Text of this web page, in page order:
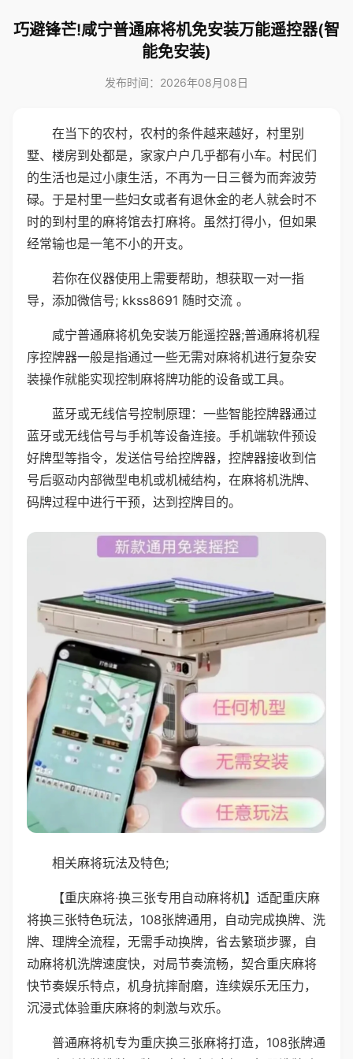
巧避锋芒!咸宁普通麻将机免安装万能遥控器(智
能免安装)
发布时间：2026年08月08日
在当下的农村，农村的条件越来越好，村里别
墅、楼房到处都是，家家户户几乎都有小车。村民们
的生活也是过小康生活，不再为一日三餐为而奔波劳
碌。于是村里一些妇女或者有退休金的老人就会时不
时的到村里的麻将馆去打麻将。虽然打得小，但如果
经常输也是一笔不小的开支。
若你在仪器使用上需要帮助，想获取一对一指
导，添加微信号; kkss8691 随时交流 。
咸宁普通麻将机免安装万能遥控器;普通麻将机程
序控牌器一般是指通过一些无需对麻将机进行复杂安
装操作就能实现控制麻将牌功能的设备或工具。
蓝牙或无线信号控制原理：一些智能控牌器通过
蓝牙或无线信号与手机等设备连接。手机端软件预设
好牌型等指令，发送信号给控牌器，控牌器接收到信
号后驱动内部微型电机或机械结构，在麻将机洗牌、
码牌过程中进行干预，达到控牌目的。
相关麻将玩法及特色;
【重庆麻将·换三张专用自动麻将机】适配重庆麻
将换三张特色玩法，108张牌通用，自动完成换牌、洗
牌、理牌全流程，无需手动换牌，省去繁琐步骤，自
动麻将机洗牌速度快，对局节奏流畅，契合重庆麻将
快节奏娱乐特点，机身抗摔耐磨，连续娱乐无压力，
沉浸式体验重庆麻将的刺激与欢乐。
普通麻将机专为重庆换三张麻将打造，108张牌通